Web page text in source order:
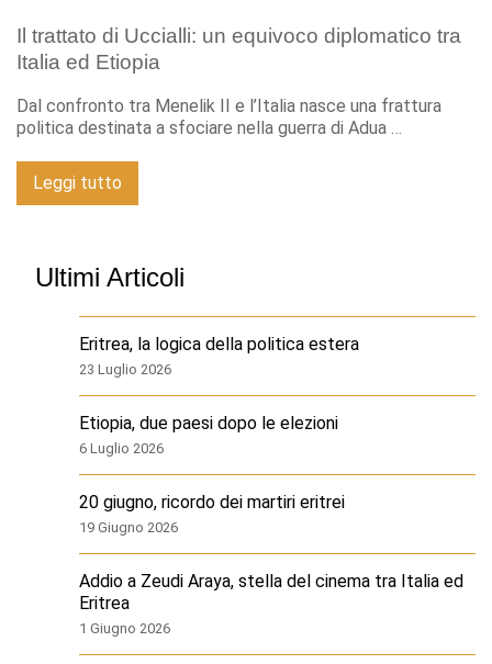
Il trattato di Uccialli: un equivoco diplomatico tra
Italia ed Etiopia
Dal confronto tra Menelik II e l’Italia nasce una frattura
politica destinata a sfociare nella guerra di Adua …
Leggi tutto
Ultimi Articoli
Eritrea, la logica della politica estera
23 Luglio 2026
Etiopia, due paesi dopo le elezioni
6 Luglio 2026
20 giugno, ricordo dei martiri eritrei
19 Giugno 2026
Addio a Zeudi Araya, stella del cinema tra Italia ed
Eritrea
1 Giugno 2026